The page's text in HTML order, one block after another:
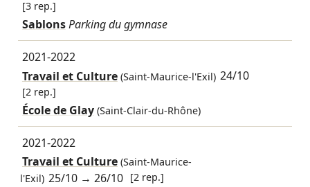
[3 rep.]
SablonsParking du gymnase
2021-2022
Travail et Culture(Saint-Maurice-l'Exil) 24/10
[2 rep.]
École de Glay (Saint-Clair-du-Rhône)
2021-2022
Travail et Culture(Saint-Maurice-
l'Exil) 25/10 →26/10 [2 rep.]